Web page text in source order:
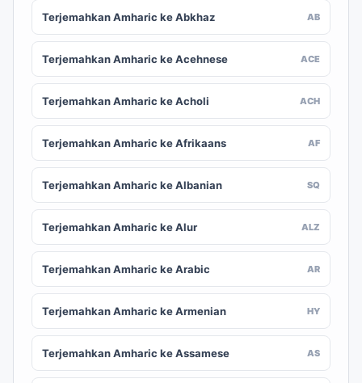
Terjemahkan Amharic ke Abkhaz AB
Terjemahkan Amharic ke Acehnese ACE
Terjemahkan Amharic ke Acholi ACH
Terjemahkan Amharic ke Afrikaans AF
Terjemahkan Amharic ke Albanian SQ
Terjemahkan Amharic ke Alur ALZ
Terjemahkan Amharic ke Arabic AR
Terjemahkan Amharic ke Armenian HY
Terjemahkan Amharic ke Assamese AS